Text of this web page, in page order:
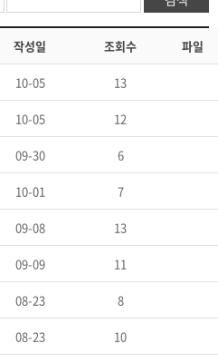
작성일 조회수 파일
10-05 13
. 10-05 12
분 변화 , 스트레스
09-30 6
기분 변화 , 스트레스
10-01 7
어요..
09-08 13
겠어요..
09-09 11
08-23 8
08-23 10